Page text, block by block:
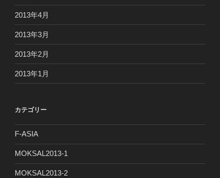
2013年4月
2013年3月
2013年2月
2013年1月
カテゴリー
F-ASIA
MOKSAL2013-1
MOKSAL2013-2